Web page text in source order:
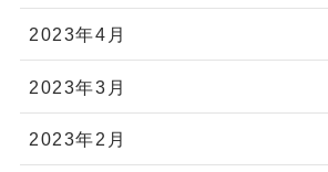
2023年4月
2023年3月
2023年2月